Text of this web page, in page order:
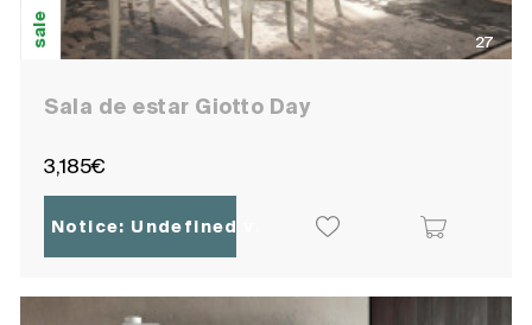
sale 27
Sala de estar Giotto Day
3,185€
Notice: Undefined variable: